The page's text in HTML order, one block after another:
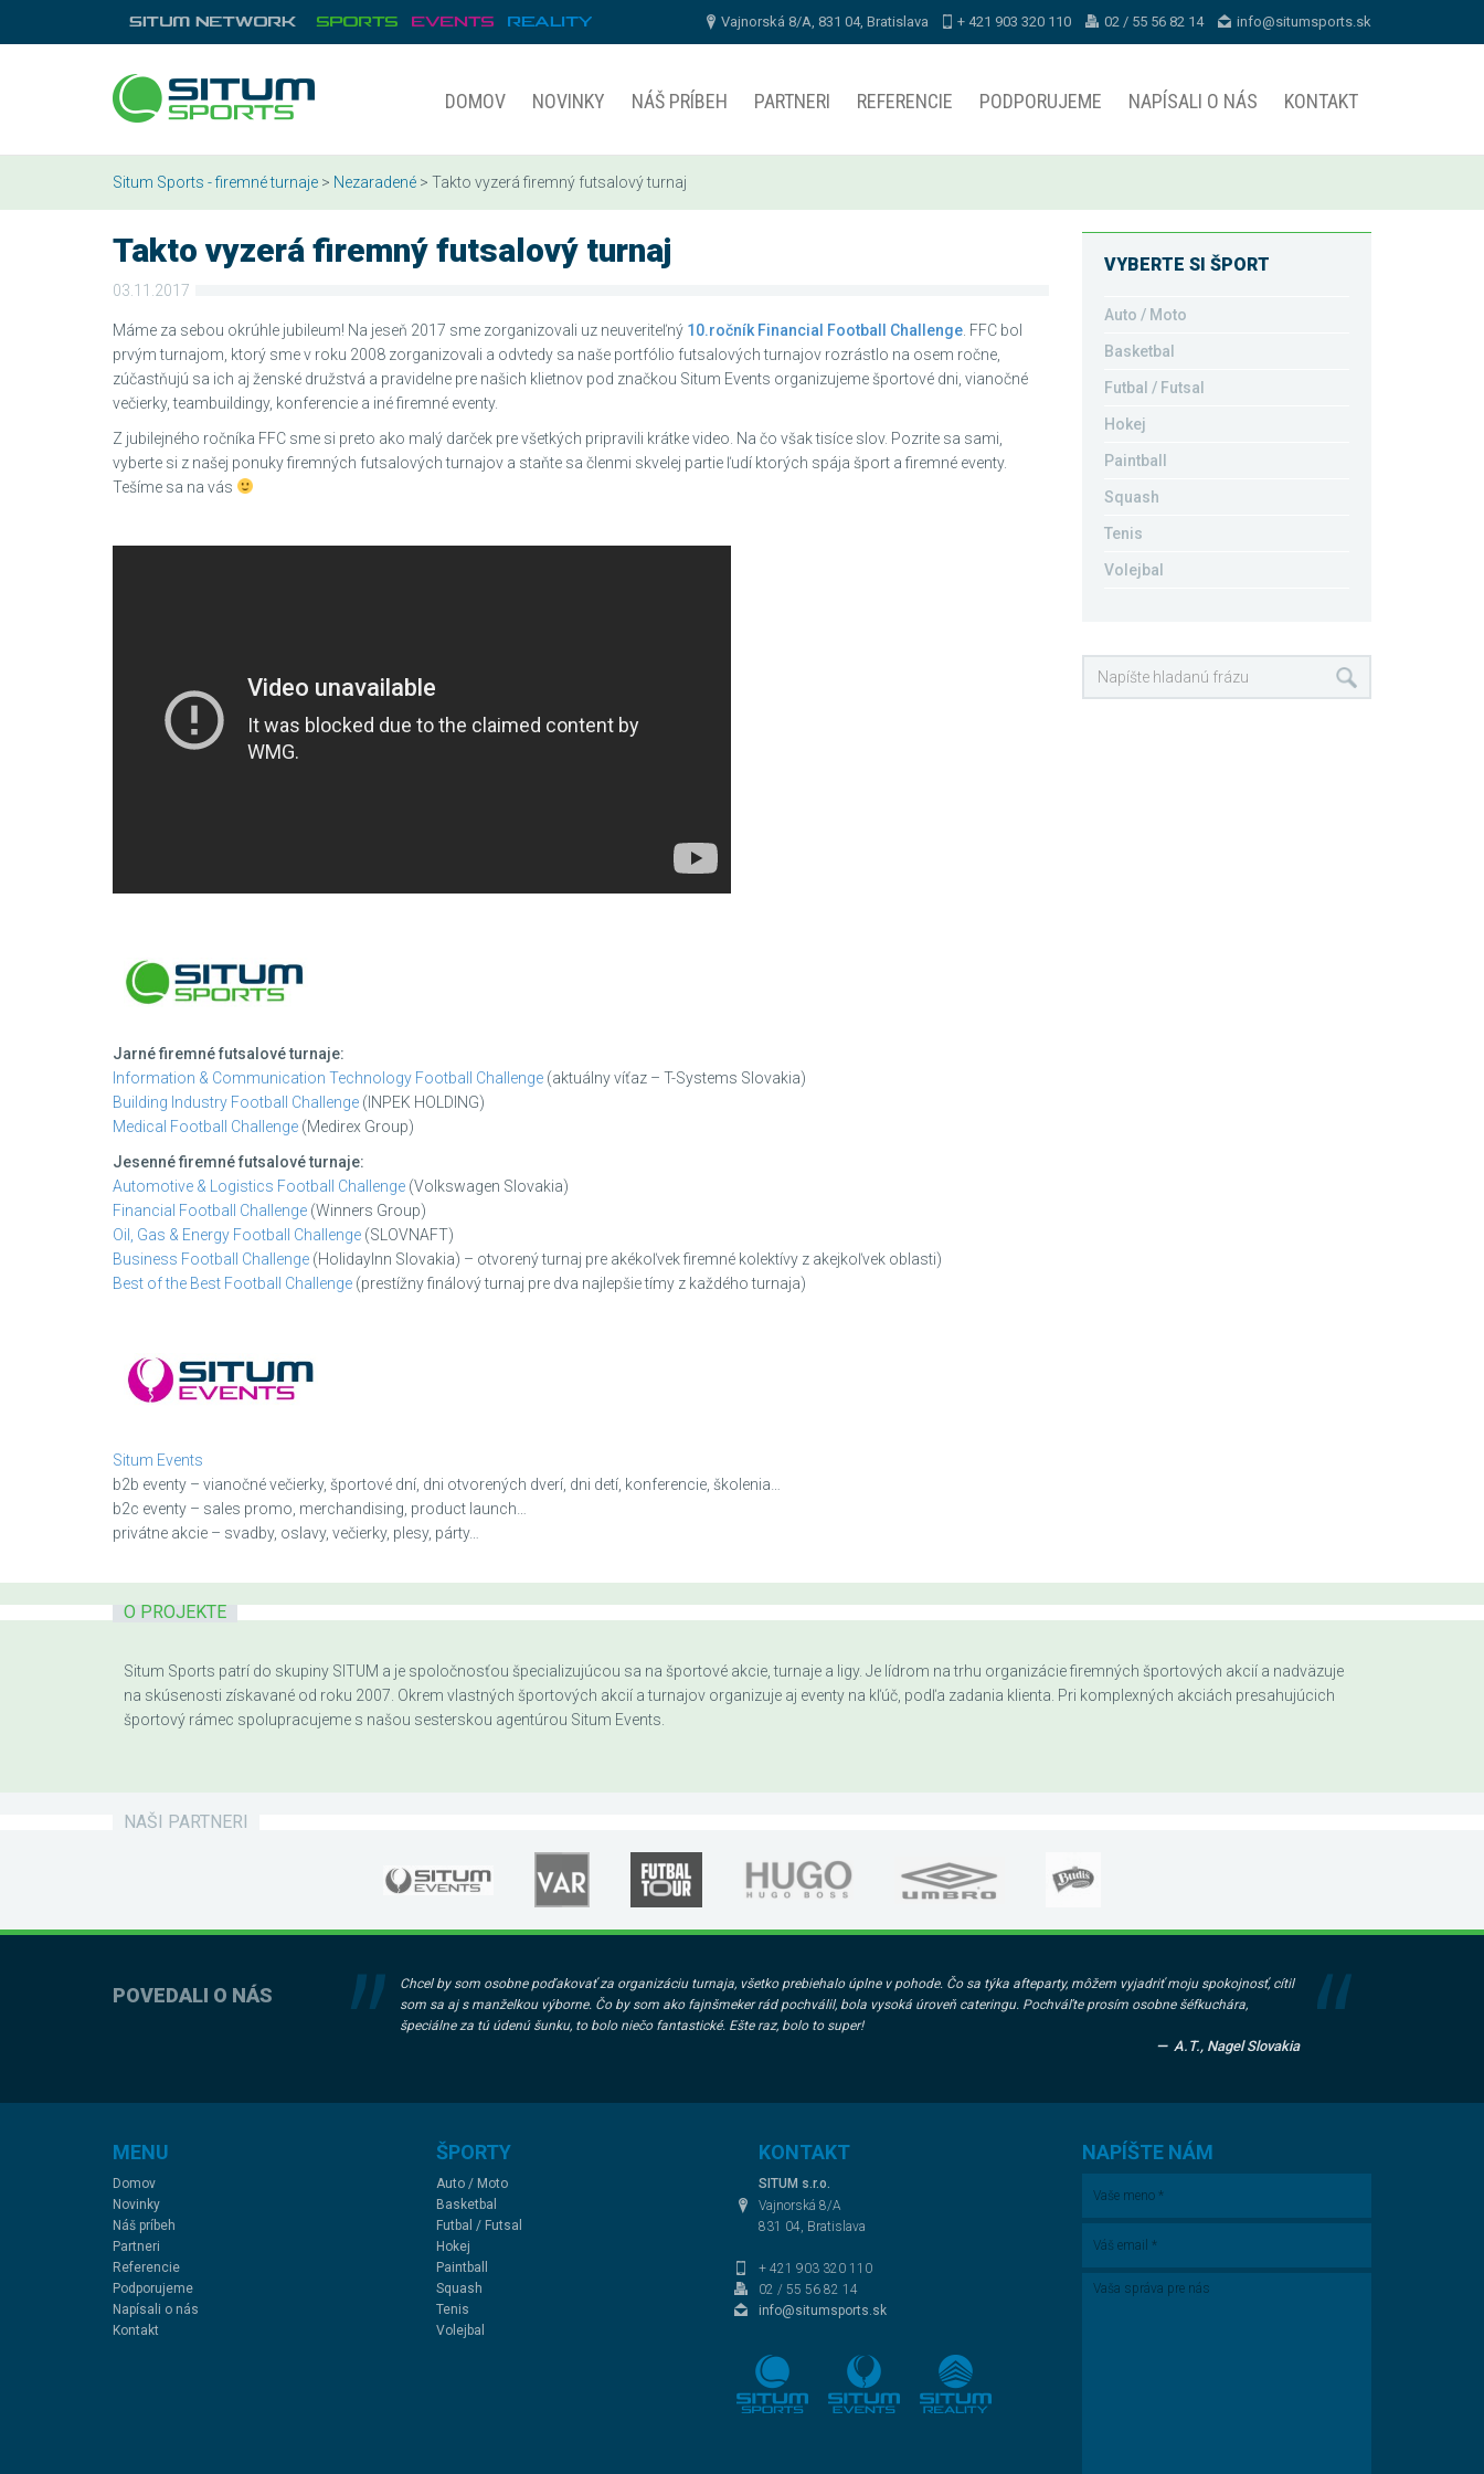
Vajnorská 8/A, 831 04, Bratislava + 421 903 320 110 02 / 55 56 82 14 info@situmsports.sk
DOMOV NOVINKY NÁŠ PRÍBEH PARTNERI REFERENCIE PODPORUJEME NAPÍSALI O NÁS KONTAKT
Situm Sports - firemné turnaje > Nezaradené > Takto vyzerá firemný futsalový turnaj
Takto vyzerá firemný futsalový turnaj
03.11.2017
Máme za sebou okrúhle jubileum! Na jeseň 2017 sme zorganizovali uz neuveriteľný 10.ročník Financial Football Challenge . FFC bol
prvým turnajom, ktorý sme v roku 2008 zorganizovali a odvtedy sa naše portfólio futsalových turnajov rozrástlo na osem ročne,
zúčastňujú sa ich aj ženské družstvá a pravidelne pre našich klietnov pod značkou Situm Events organizujeme športové dni, vianočné
večierky, teambuildingy, konferencie a iné firemné eventy.
Z jubilejného ročníka FFC sme si preto ako malý darček pre všetkých pripravili krátke video. Na čo však tisíce slov. Pozrite sa sami,
vyberte si z našej ponuky firemných futsalových turnajov a staňte sa členmi skvelej partie ľudí ktorých spája šport a firemné eventy.
Tešíme sa na vás
Jarné firemné futsalové turnaje:
Information & Communication Technology Football Challenge (aktuálny víťaz – T-Systems Slovakia)
Building Industry Football Challenge (INPEK HOLDING)
Medical Football Challenge (Medirex Group)
Jesenné firemné futsalové turnaje:
Automotive & Logistics Football Challenge (Volkswagen Slovakia)
Financial Football Challenge (Winners Group)
Oil, Gas & Energy Football Challenge (SLOVNAFT)
Business Football Challenge (HolidayInn Slovakia) – otvorený turnaj pre akékoľvek firemné kolektívy z akejkoľvek oblasti)
Best of the Best Football Challenge (prestížny finálový turnaj pre dva najlepšie tímy z každého turnaja)
Situm Events
b2b eventy – vianočné večierky, športové dní, dni otvorených dverí, dni detí, konferencie, školenia…
b2c eventy – sales promo, merchandising, product launch…
privátne akcie – svadby, oslavy, večierky, plesy, párty…
VYBERTE SI ŠPORT
Auto / Moto
Basketbal
Futbal / Futsal
Hokej
Paintball
Squash
Tenis
Volejbal
O PROJEKTE
Situm Sports patrí do skupiny SITUM a je spoločnosťou špecializujúcou sa na športové akcie, turnaje a ligy. Je lídrom na trhu organizácie firemných športových akcií a nadväzuje
na skúsenosti získavané od roku 2007. Okrem vlastných športových akcií a turnajov organizuje aj eventy na kľúč, podľa zadania klienta. Pri komplexných akciách presahujúcich
športový rámec spolupracujeme s našou sesterskou agentúrou Situm Events.
NAŠI PARTNERI
POVEDALI O NÁS
Chcel by som osobne poďakovať za organizáciu turnaja, všetko prebiehalo úplne v pohode. Čo sa týka afteparty, môžem vyjadriť moju spokojnosť, cítil
som sa aj s manželkou výborne. Čo by som ako fajnšmeker rád pochválil, bola vysoká úroveň cateringu. Pochváľte prosím osobne šéfkuchára,
špeciálne za tú údenú šunku, to bolo niečo fantastické. Ešte raz, bolo to super!
A.T., Nagel Slovakia
MENU
Domov
Novinky
Náš príbeh
Partneri
Referencie
Podporujeme
Napísali o nás
Kontakt
ŠPORTY
Auto / Moto
Basketbal
Futbal / Futsal
Hokej
Paintball
Squash
Tenis
Volejbal
KONTAKT
SITUM s.r.o.
Vajnorská 8/A
831 04, Bratislava
+ 421 903 320 110
02 / 55 56 82 14
info@situmsports.sk
NAPÍŠTE NÁM